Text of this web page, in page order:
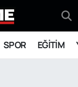
SPOR EĞİTİM